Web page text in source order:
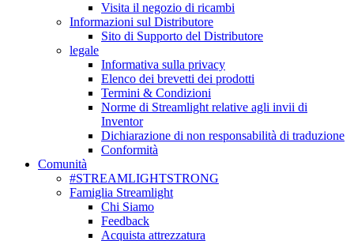
Visita il negozio di ricambi
Informazioni sul Distributore
Sito di Supporto del Distributore
legale
Informativa sulla privacy
Elenco dei brevetti dei prodotti
Termini & Condizioni
Norme di Streamlight relative agli invii di
Inventor
Dichiarazione di non responsabilità di traduzione
Conformità
Comunità
#STREAMLIGHTSTRONG
Famiglia Streamlight
Chi Siamo
Feedback
Acquista attrezzatura